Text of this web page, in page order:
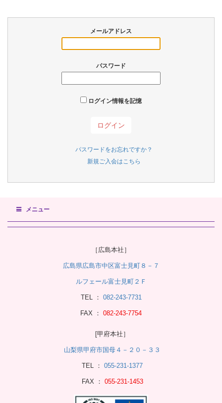
メールアドレス
パスワード
ログイン情報を記憶
パスワードをお忘れですか？
新規ご入会はこちら
メニュー
［広島本社］
広島県広島市中区富士見町８－７
ルフェール富士見町２Ｆ
TEL ： 082-243-7731
FAX ： 082-243-7754
[甲府本社］
山梨県甲府市国母４－２０－３３
TEL ： 055-231-1377
FAX ： 055-231-1453